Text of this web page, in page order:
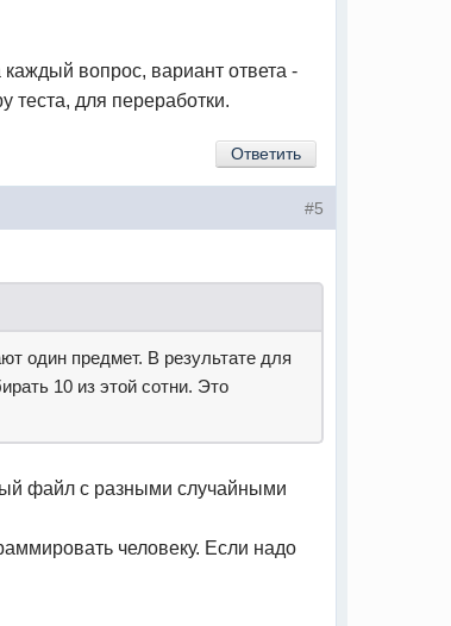
вопрос, вариант ответа -
теста, для переработки.
Ответить
#5
один предмет. В результате для
10 из этой сотни. Это
файл с разными случайными
человеку. Если надо